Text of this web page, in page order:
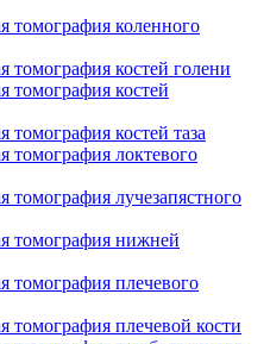
томография коленного
томография костей голени
томография костей
томография костей таза
томография локтевого
томография лучезапястного
томография нижней
томография плечевого
томография плечевой кости